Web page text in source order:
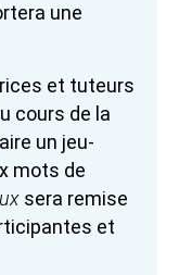
une
et tuteurs
cours de la
un jeu-
mots de
sera remise
et